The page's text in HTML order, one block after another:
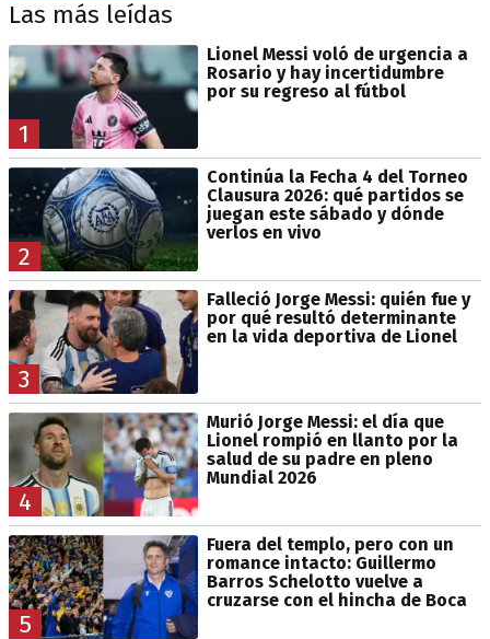
Las más leídas
1
Lionel Messi voló de urgencia a
Rosario y hay incertidumbre
por su regreso al fútbol
2
Continúa la Fecha 4 del Torneo
Clausura 2026: qué partidos se
juegan este sábado y dónde
verlos en vivo
3
Falleció Jorge Messi: quién fue y
por qué resultó determinante
en la vida deportiva de Lionel
4
Murió Jorge Messi: el día que
Lionel rompió en llanto por la
salud de su padre en pleno
Mundial 2026
5
Fuera del templo, pero con un
romance intacto: Guillermo
Barros Schelotto vuelve a
cruzarse con el hincha de Boca